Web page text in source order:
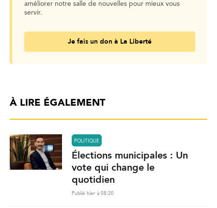
améliorer notre salle de nouvelles pour mieux vous
servir.
Je fais un don à La Liberté
À LIRE ÉGALEMENT
POLITIQUE
Élections municipales : Un
vote qui change le
quotidien
Publié hier à 08:20